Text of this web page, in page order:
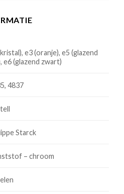
e3 (oranje), e5 (glazend
e6 (glazend zwart)
4837
Starck
– chroom